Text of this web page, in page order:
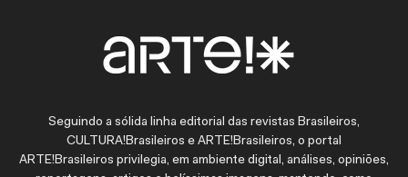
Seguindo a sólida linha editorial das revistas Brasileiros,
CULTURA!Brasileiros e ARTE!Brasileiros, o portal
ARTE!Brasileiros privilegia, em ambiente digital, análises, opiniões,